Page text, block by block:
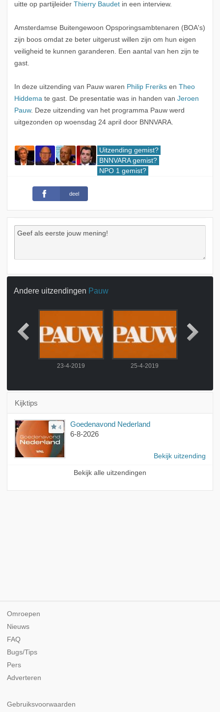
uitte op partijleider Thierry Baudetin een interview.
Amsterdamse Buitengewoon Opsporingsambtenaren (BOA's)
zijn boos omdat ze beter uitgerust willen zijn om hun eigen
veiligheid te kunnen garanderen. Een aantal van hen zijn te
gast.
In deze uitzending van Pauw waren Philip Freriksen Theo
Hiddemate gast. De presentatie was in handen van Jeroen
Pauw. Deze uitzending van het programma Pauw werd
uitgezonden op woensdag 24 april door BNNVARA.
Uitzending gemist?
BNNVARA gemist?
NPO 1 gemist?
deel
Andere uitzendingen Pauw
23-4-2019 25-4-2019
Kijktips
4
Goedenavond Nederland
6-8-2026
Bekijk uitzending
Bekijk alle uitzendingen
Omroepen
Nieuws
FAQ
Bugs/Tips
Pers
Adverteren
Gebruiksvoorwaarden